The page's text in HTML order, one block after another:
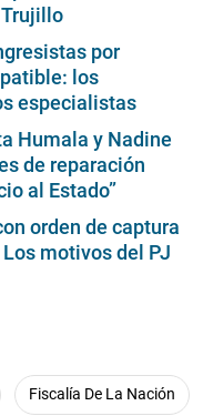
por
los
especialistas
Humala y Nadine
de reparación
al Estado”
orden de captura
motivos del PJ
Fiscalía De La Nación